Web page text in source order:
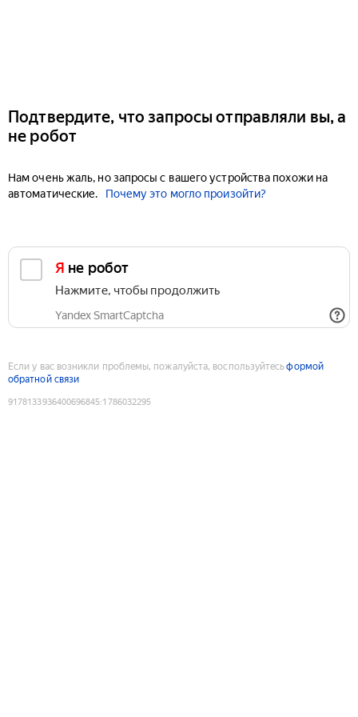
Подтвердите, что запросы отправляли вы, а
не робот
Нам очень жаль, но запросы с вашего устройства похожи на
автоматические.
Почему это могло произойти?
Я не робот
Нажмите, чтобы продолжить
Yandex SmartCaptcha
Если у вас возникли проблемы, пожалуйста, воспользуйтесьформой
обратной связи
9178133936400696845:1786032295